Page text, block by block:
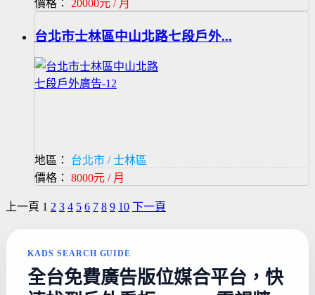
價格： 20000元 / 月
台北市士林區中山北路七段戶外...
地區：
台北市 / 士林區
價格： 8000元 / 月
上一頁 1 2 3 4 5 6 7 8 9 10 下一頁
KADS SEARCH GUIDE
全台免費廣告版位媒合平台，快